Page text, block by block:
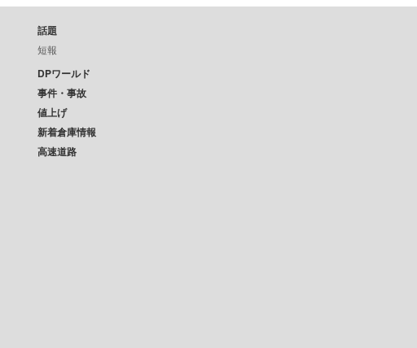
話題
短報
DPワールド
事件・事故
値上げ
新着倉庫情報
高速道路